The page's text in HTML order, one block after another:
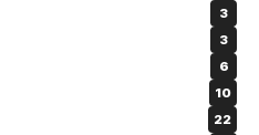
3
3
6
10
22